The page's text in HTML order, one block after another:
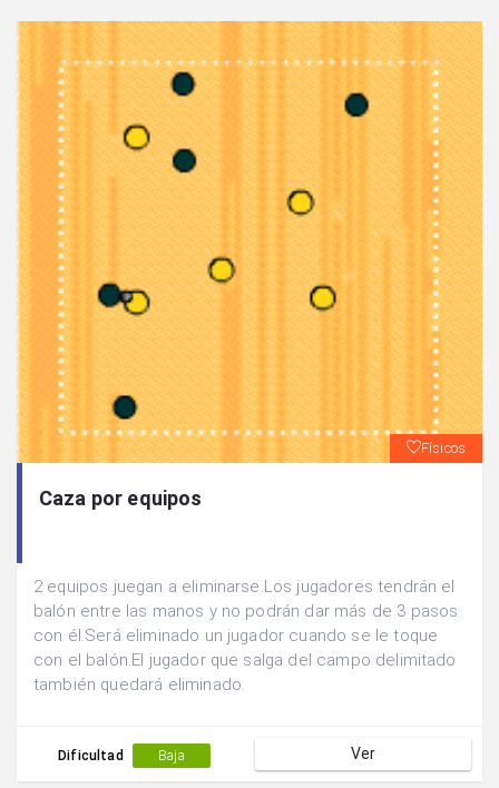
Físicos
Caza por equipos
2 equipos juegan a eliminarse.Los jugadores tendrán el
balón entre las manos y no podrán dar más de 3 pasos
con él.Será eliminado un jugador cuando se le toque
con el balón.El jugador que salga del campo delimitado
también quedará eliminado.
Dificultad Baja Ver